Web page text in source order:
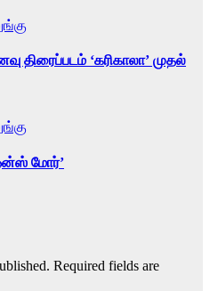
திரைப்படம் ‘கரிகாலா’ முதல்
மோர்’
Required fields are